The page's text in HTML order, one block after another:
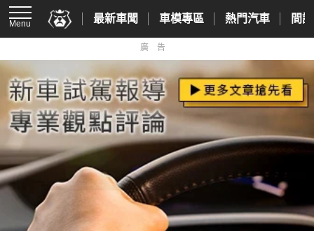
Menu 最新車聞 車模專區 熱門汽車 間
廣告